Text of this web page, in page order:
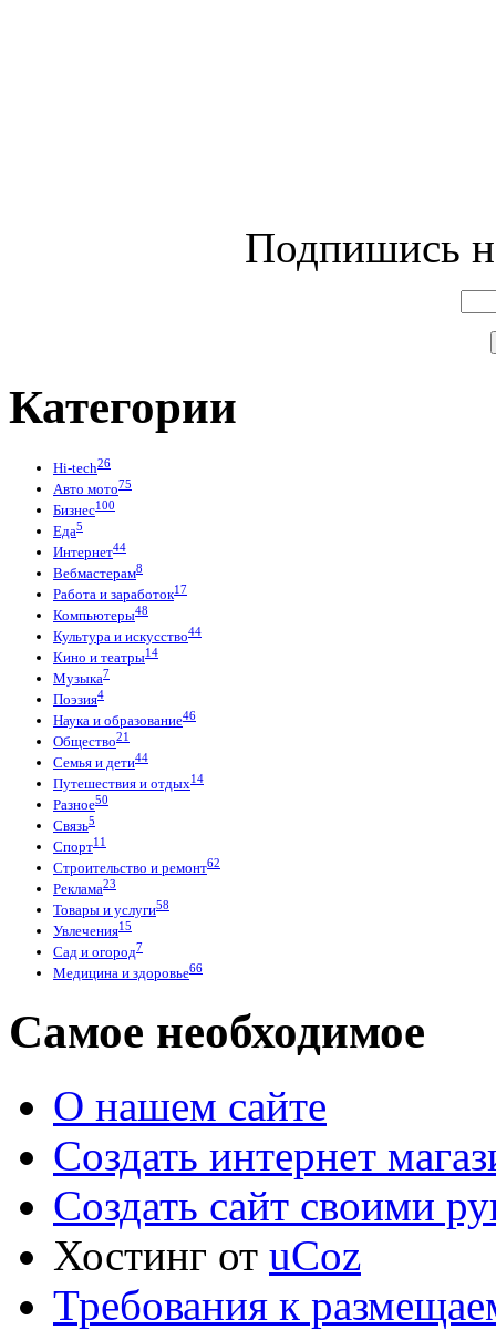
Подпишись
Категории
Hi-tech26
Авто мото75
Бизнес100
Еда5
Интернет44
Вебмастерам8
Работа и заработок17
Компьютеры48
Культура и искусство44
Кино и театры14
Музыка7
Поэзия4
Наука и образование46
Общество21
Семья и дети44
Путешествия и отдых14
Разное50
Связь5
Спорт11
Строительство и ремонт62
Реклама23
Товары и услуги58
Увлечения15
Сад и огород7
Медицина и здоровье66
Самое необходимое
О нашем сайте
Создать интернет
Создать сайт своими
Хостинг от uCoz
Требования к